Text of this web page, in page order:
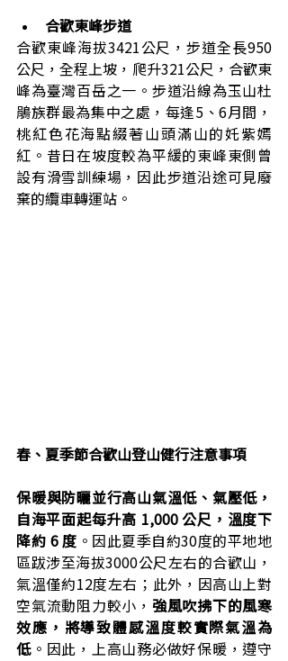
合歡東峰步道
合歡東峰海拔3421公尺，步道全長950
公尺，全程上坡，爬升321公尺，合歡東
峰為臺灣百岳之一。步道沿線為玉山杜
鵑族群最為集中之處，每逢5、6月間，
桃紅色花海點綴著山頭滿山的奼紫嫣
紅。昔日在坡度較為平緩的東峰東側曾
設有滑雪訓練場，因此步道沿途可見廢
棄的纜車轉運站。
春、夏季節合歡山登山健行注意事項
保暖與防曬並行高山氣溫低、氣壓低，
自海平面起每升高 1,000 公尺，溫度下
降約 6 度 。因此夏季自約30度的平地地
區跋涉至海拔3000公尺左右的合歡山，
氣溫僅約12度左右；此外，因高山上對
空氣流動阻力較小， 強風吹拂下的風寒
效應，將導致體感溫度較實際氣溫為
低。因此，上高山務必做好保暖，遵守